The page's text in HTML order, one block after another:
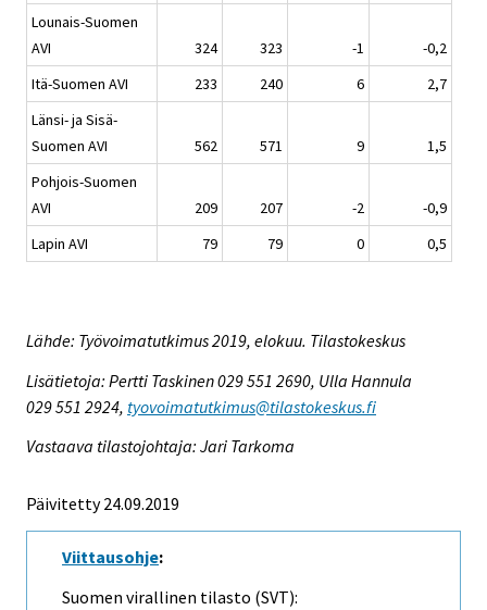
Lounais-Suomen
AVI
324 323 -1
-0,2
Itä-Suomen AVI
233 240 6
2,7
Länsi- ja Sisä-
Suomen AVI
562 571 9
1,5
Pohjois-Suomen
AVI
209 207 -2
-0,9
Lapin AVI
79 79 0 0,5
Lähde: Työvoimatutkimus 2019, elokuu. Tilastokeskus
Lisätietoja: Pertti Taskinen 029 551 2690, Ulla Hannula
029 551 2924, tyovoimatutkimus@tilastokeskus.fi
Vastaava tilastojohtaja: Jari Tarkoma
Päivitetty 24.09.2019
Viittausohje:
Suomen virallinen tilasto (SVT):